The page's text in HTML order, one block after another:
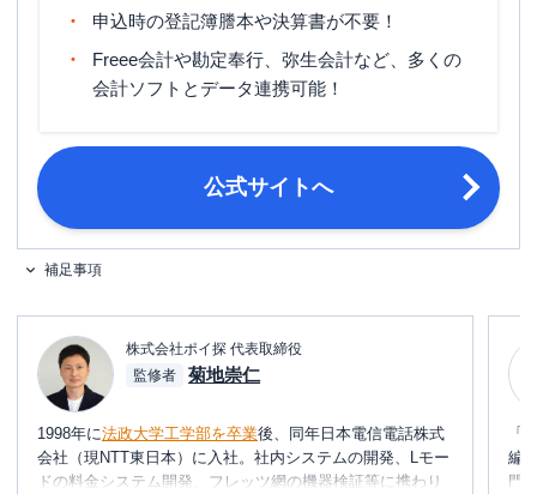
15日締め・翌月10日／月末締め・翌
月26日 ※選択可能
法人代表者の本人確認資料（運転免許
証など）
申込時の登記簿謄本や決算書が不要！
Freee会計や勘定奉行、弥生会計など、多くの
会計ソフトとデータ連携可能！
公式サイトへ
補足事項
株式会社ポイ探 代表取締役
監修者
菊地崇仁
1998年に法政大学工学部を卒業後、同年日本電信電話株式
会社（現NTT東日本）に入社。社内システムの開発、Lモー
ドの料金システム開発、フレッツ網の機器検証等に携わり
「
編
門